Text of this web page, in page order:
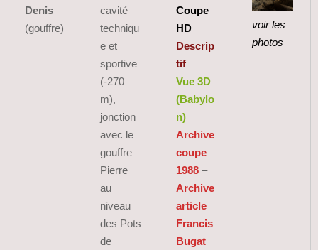
Denis
(gouffre)
cavité
techniqu
e et
sportive
(-270
m),
jonction
avec le
gouffre
Pierre
au
niveau
des Pots
de
Coupe
HD
Descrip
tif
Vue 3D
(Babylo
n)
Archive
coupe
1988 –
Archive
article
Francis
Bugat
voir les
photos